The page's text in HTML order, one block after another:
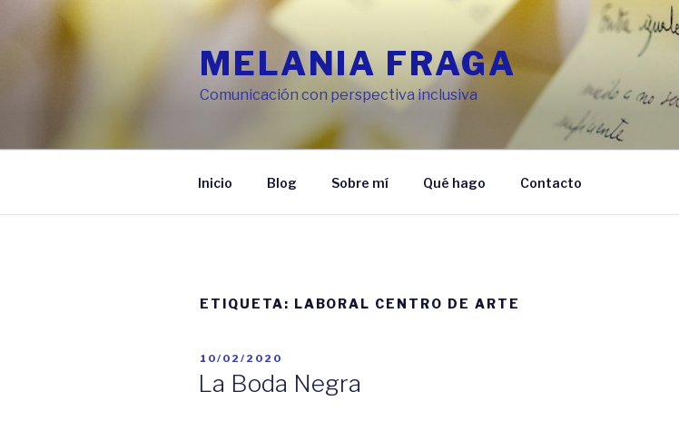
MELANIA FRAGA
Comunicación con perspectiva inclusiva
Inicio Blog Sobre mí Qué hago Contacto
ETIQUETA: LABORAL CENTRO DE ARTE
PUBLICADO
10/02/2020
La Boda Negra